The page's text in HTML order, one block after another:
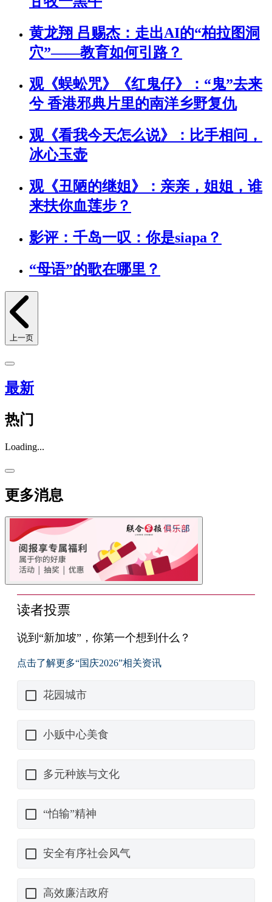
黄龙翔 吕赐杰：走出AI的“柏拉图洞
穴”——教育如何引路？
观《蜈蚣咒》《红鬼仔》：“鬼”去来
兮 香港邪典片里的南洋乡野复仇
观《看我今天怎么说》：比手相问，
冰心玉壶
观《丑陋的继姐》：亲亲，姐姐，谁
来扶你血莲步？
影评：千岛一叹：你是siapa？
“母语”的歌在哪里？
上一页
最新
热门
Loading...
更多消息